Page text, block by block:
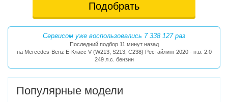
Подобрать
Сервисом уже воспользовались 7 338 127раз
Последний подбор 11 минут назад
на Mercedes-Benz E-Класс V (W213, S213, C238) Рестайлинг 2020 - н.в. 2.0
249 л.с. бензин
Популярные модели